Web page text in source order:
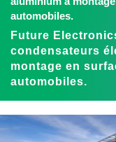
automobiles.
Future
condensateurs
montage en
automobiles.